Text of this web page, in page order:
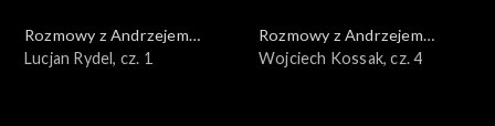
Rozmowy z Andrzejem
Doboszem
Lucjan Rydel, cz. 1
Rozmowy z Andrzejem
Doboszem
Wojciech Kossak, cz. 4